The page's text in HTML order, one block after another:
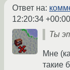
Ответ на:
12:20:34 +00:00
Ты
Мне
такие